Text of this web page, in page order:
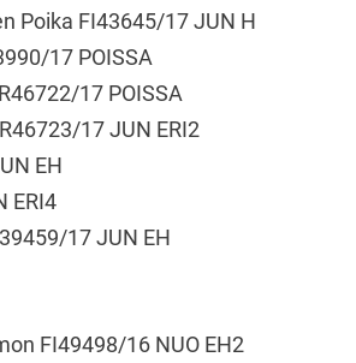
Poika FI43645/17 JUN H
17 POISSA
17 POISSA
17 JUN ERI2
EH
ERI4
17 JUN EH
FI49498/16 NUO EH2